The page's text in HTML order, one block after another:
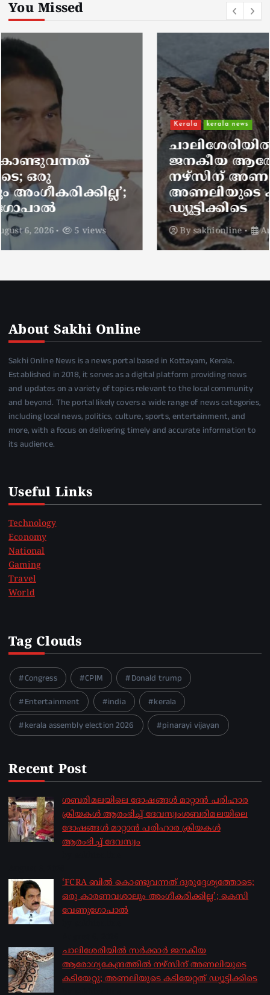
You Missed
ചാലിശേരിയില്‍ സര്‍ക്കാര്‍
ജനകീയ ആരോഗ്യകേന്ദ്രത്തില്‍
നഴ്സിന് അണലിയുടെ കടിയേറ്റു;
അണലിയുടെ കടിയേറ്റത്
ഡ്യൂട്ടിക്കിടെ
Bysakhionline August 6, 2026 4 views
About Sakhi Online
Sakhi Online News is a news portal based in Kottayam, Kerala.
Established in 2018, it serves as a digital platform providing news
and updates on a variety of topics relevant to the local community
and beyond. The portal likely covers a wide range of news categories,
including local news, politics, culture, sports, entertainment, and
more, with a focus on delivering timely and accurate information to
its audience.
Useful Links
Technology
Economy
National
Gaming
Travel
World
Tag Clouds
Congress CPIM
Donald trump
Entertainment
india
kerala
kerala assembly election 2026
pinarayi vijayan
Recent Post
ശബരിമലയിലെ ദോഷങ്ങൾ മാറ്റാൻ പരിഹാര
ക്രിയകൾ ആരംഭിച്ച് ദേവസ്വംശബരിമലയിലെ
ദോഷങ്ങൾ മാറ്റാൻ പരിഹാര ക്രിയകൾ
ആരംഭിച്ച് ദേവസ്വം
‘FCRA ബിൽ കൊണ്ടുവന്നത് ദുരുദ്ദേശ്യത്തോടെ;
ഒരു കാരണവശാലും അം​ഗീകരിക്കില്ല’; കെസി
വേണു​ഗോപാൽ
ചാലിശേരിയില്‍ സര്‍ക്കാര്‍ ജനകീയ
ആരോഗ്യകേന്ദ്രത്തില്‍ നഴ്സിന് അണലിയുടെ
കടിയേറ്റു; അണലിയുടെ കടിയേറ്റത് ഡ്യൂട്ടിക്കിടെ